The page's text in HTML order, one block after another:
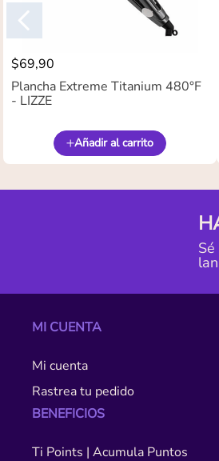
$69,90
Plancha Extreme Titanium 480°F
- LIZZE
Añadir al carrito
MI CUENTA
Mi cuenta
Rastrea tu pedido
BENEFICIOS
Ti Points | Acumula Puntos